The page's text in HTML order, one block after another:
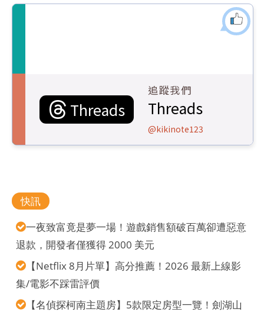
Threads
追蹤我們
Threads
@kikinote123
快訊
一夜致富竟是夢一場！遊戲銷售額破百萬卻遭惡意
退款，開發者僅獲得 2000 美元
【Netflix 8月片單】高分推薦！2026 最新上線影
集/電影不踩雷評價
【名偵探柯南主題房】5款限定房型一覽！劍湖山